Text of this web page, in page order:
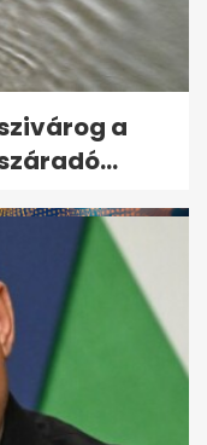
száz állatot
nő a